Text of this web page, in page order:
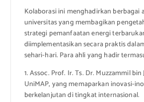
Kolaborasi ini menghadirkan berbagai
universitas yang membagikan
strategi pemanfaatan energi
diimplementasikan secara praktis
sehari-hari. Para ahli yang hadir
1. Assoc. Prof. Ir. Ts. Dr. Muzzammil
UniMAP, yang memaparkan inovasi-
berkelanjutan di tingkat internasional.